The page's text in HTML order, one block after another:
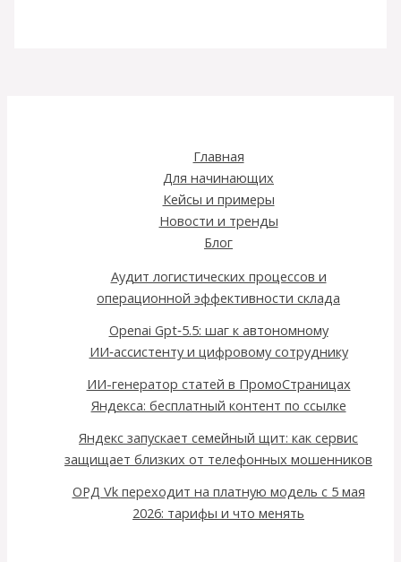
Главная
Для начинающих
Кейсы и примеры
Новости и тренды
Блог
Аудит логистических процессов и
операционной эффективности склада
Openai Gpt‑5.5: шаг к автономному
ИИ‑ассистенту и цифровому сотруднику
ИИ-генератор статей в ПромоСтраницах
Яндекса: бесплатный контент по ссылке
Яндекс запускает семейный щит: как сервис
защищает близких от телефонных мошенников
ОРД Vk переходит на платную модель с 5 мая
2026: тарифы и что менять